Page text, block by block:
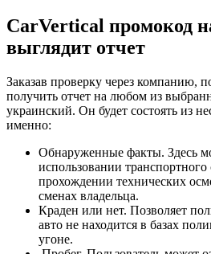
CarVertical промокод
выглядит отчет
Заказав проверку через компанию,
получить отчет на любом из
украинский. Он будет состоять из
именно:
Обнаруженные факты. Здесь
использовании транспортного
прохождении технических
сменах владельца.
Краден или нет. Позволяет
авто не находится в базах
угоне.